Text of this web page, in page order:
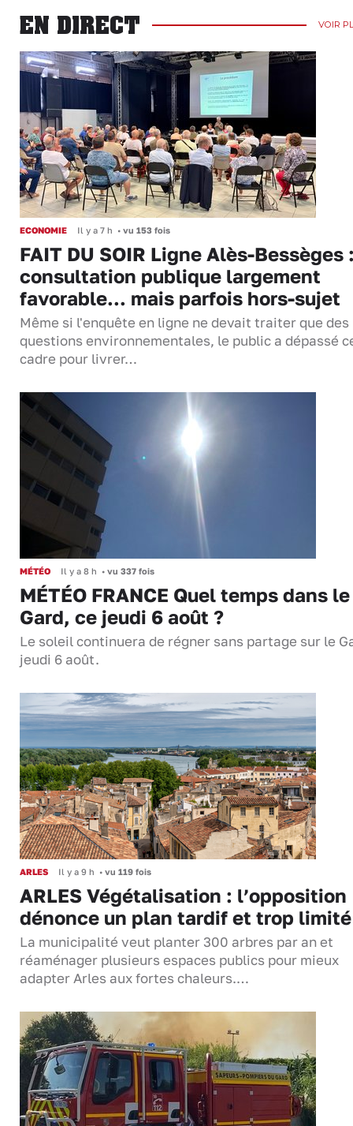
EN DIRECT VOIR
ECONOMIE Il y a 7 h • vu 153 fois
FAIT DU SOIR Ligne Alès-Bessèges
consultation publique largement
favorable... mais parfois hors-sujet
Même si l'enquête en ligne ne devait traiter que des
questions environnementales, le public a dépassé
cadre pour livrer…
MÉTÉO Il y a 8 h • vu 337 fois
MÉTÉO FRANCE Quel temps dans le
Gard, ce jeudi 6 août ?
Le soleil continuera de régner sans partage sur le
jeudi 6 août.
ARLES Il y a 9 h • vu 119 fois
ARLES Végétalisation : l’opposition
dénonce un plan tardif et trop limité
La municipalité veut planter 300 arbres par an et
réaménager plusieurs espaces publics pour mieux
adapter Arles aux fortes chaleurs.…